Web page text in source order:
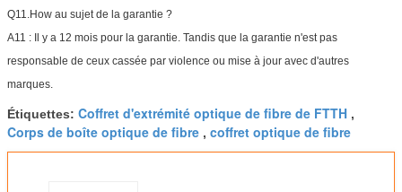
Q11.How au sujet de la garantie ?
A11 : Il y a 12 mois pour la garantie. Tandis que la garantie n'est pas
responsable de ceux cassée par violence ou mise à jour avec d'autres
marques.
Étiquettes: Coffret d'extrémité optique de fibre de FTTH ,
Corps de boîte optique de fibre , coffret optique de fibre